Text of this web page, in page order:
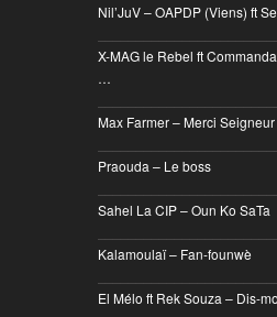
Nil’JuV – OAPDP (Viens) ft
X-MAG le Rebel ft
…
Max Farmer – Merci Seigneur
Praouda – Le boss
Sahel La CIP – Oun Ko SaTa
Kalamoulaï – Fan-founwè
El Mélo ft Rek Souza – Dis-